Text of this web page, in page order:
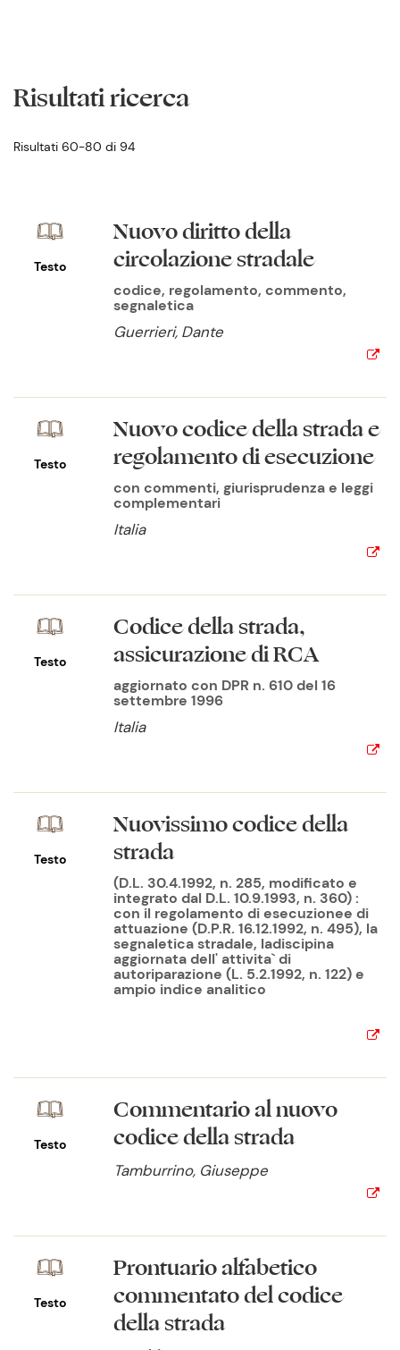
Risultati ricerca
Risultati 60-80 di 94
Testo
Nuovo diritto della
circolazione stradale
codice, regolamento, commento,
segnaletica
Guerrieri, Dante
Testo
Nuovo codice della strada e
regolamento di esecuzione
con commenti, giurisprudenza e leggi
complementari
Italia
Testo
Codice della strada,
assicurazione di RCA
aggiornato con DPR n. 610 del 16
settembre 1996
Italia
Testo
Nuovissimo codice della
strada
(D.L. 30.4.1992, n. 285, modificato e
integrato dal D.L. 10.9.1993, n. 360) :
con il regolamento di esecuzionee di
attuazione (D.P.R. 16.12.1992, n. 495), la
segnaletica stradale, ladiscipina
aggiornata dell' attivita` di
autoriparazione (L. 5.2.1992, n. 122) e
ampio indice analitico
Testo
Commentario al nuovo
codice della strada
Tamburrino, Giuseppe
Testo
Prontuario alfabetico
commentato del codice
della strada